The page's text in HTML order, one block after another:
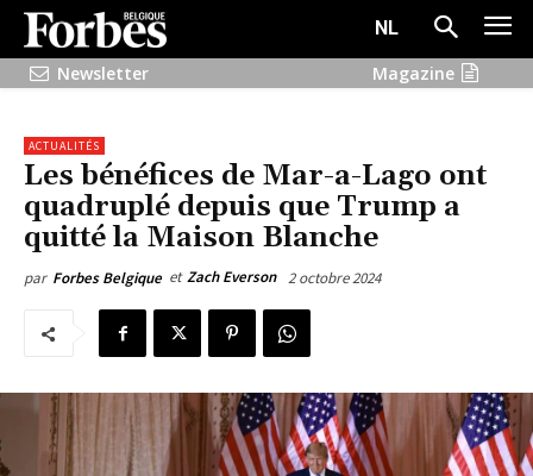
NL
Newsletter
Magazine
ACTUALITÉS
Les bénéfices de Mar-a-Lago ont
quadruplé depuis que Trump a
quitté la Maison Blanche
par Forbes Belgique et Zach Everson 2 octobre 2024